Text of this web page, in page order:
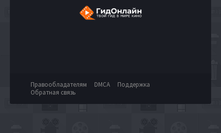
Правообладателям DMCA
Поддержка
Обратная связь